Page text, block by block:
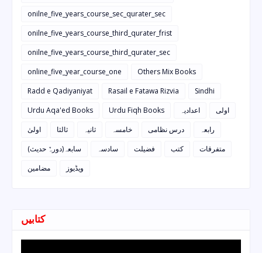
onilne_five_years_course_sec_qurater_sec
onilne_five_years_course_third_qurater_frist
onilne_five_years_course_third_qurater_sec
online_five_year_course_one
Others Mix Books
Radd e Qadiyaniyat
Rasail e Fatawa Rizvia
Sindhi
Urdu Aqa'ed Books
Urdu Fiqh Books اعدادیہ
اولی
اولیٰ
ثالثا ثانیہ خامسہ درس نظامی
رابعہ
سابعہ(دورہٌ حدیث)
سادسہ فضیلت کتب
متفرقات
مضامین
ویڈیوز
کتابیں